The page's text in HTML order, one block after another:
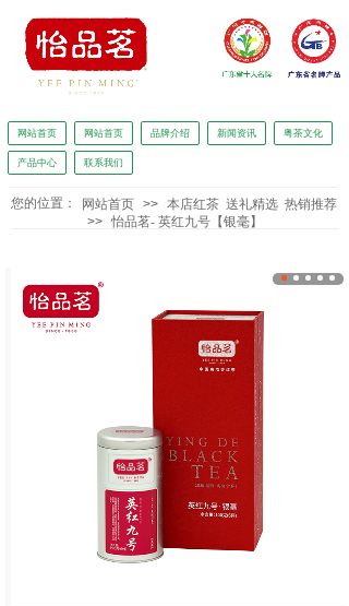
网站首页 网站首页 品牌介绍 新闻资讯 粤茶文化
产品中心 联系我们
您的位置： 网站首页 >> 本店红茶 送礼精选 热销推荐
>> 怡品茗- 英红九号【银毫】